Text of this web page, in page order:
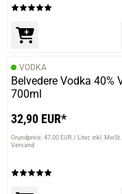
VODKA
Belvedere Vodka 40%
700ml
32,90 EUR*
Grundpreis: 47,00 EUR / Liter inkl. MwSt.
Versand